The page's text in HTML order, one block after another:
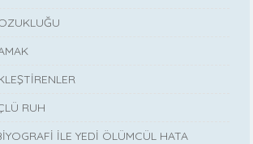
RUH
İLE YEDİ ÖLÜMCÜL HATA